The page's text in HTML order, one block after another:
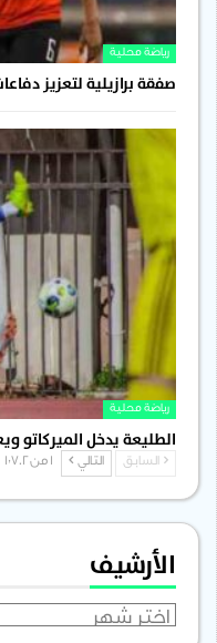
رياضة محلية
صفقة برازيلية لتعزيز
رياضة محلية
الطليعة يدخل الميركاتو
السابق التالي
الأرشيف
الأرشيف